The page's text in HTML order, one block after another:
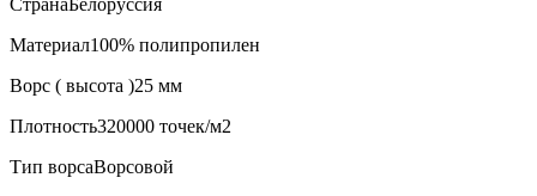
СтранаБелоруссия
Материал100% полипропилен
Ворс ( высота )25 мм
Плотность320000 точек/м2
Тип ворсаВорсовой